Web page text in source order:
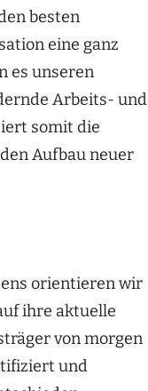
besten
eine ganz
es unseren
Arbeits- und
somit die
Aufbau neuer
orientieren wir
ihre aktuelle
von morgen
und